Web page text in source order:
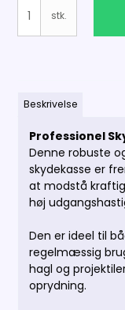
stk.
Beskrivelse
Professionel
Denne robuste
skydekasse er
at modstå
høj
Den er ideel til
regelmæssig
hagl og
oprydning.